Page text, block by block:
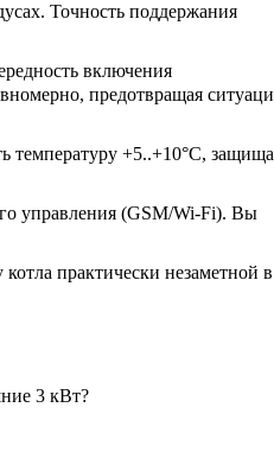
Точность поддержания
включения
предотвращая
температуру +5..+10°C,
управления (GSM/Wi-Fi). Вы
практически незаметной в
3 кВт?